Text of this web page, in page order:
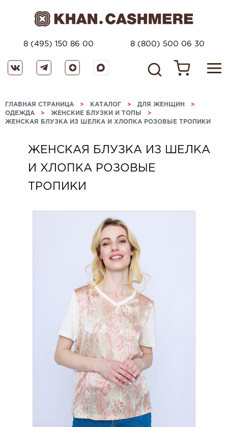
8 (495) 150 86 00 8 (800) 500 06 30
ГЛАВНАЯ СТРАНИЦА > КАТАЛОГ > ДЛЯ ЖЕНЩИН >
ОДЕЖДА > ЖЕНСКИЕ БЛУЗКИ И ТОПЫ >
ЖЕНСКАЯ БЛУЗКА ИЗ ШЕЛКА И ХЛОПКА РОЗОВЫЕ ТРОПИКИ
ЖЕНСКАЯ БЛУЗКА ИЗ ШЕЛКА
И ХЛОПКА РОЗОВЫЕ
ТРОПИКИ